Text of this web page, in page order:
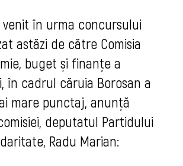
venit în urma concursului
astăzi de către Comisia
buget și finanțe a
în cadrul căruia Borosan a
mare punctaj, anunţă
deputatul Partidului
Radu Marian: